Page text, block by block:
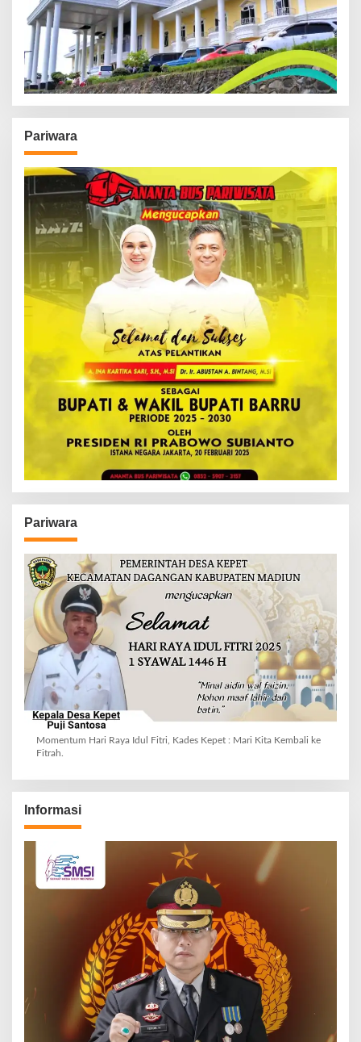
Pariwara
Pariwara
Momentum Hari Raya Idul Fitri, Kades Kepet : Mari Kita Kembali ke
Fitrah.
Informasi